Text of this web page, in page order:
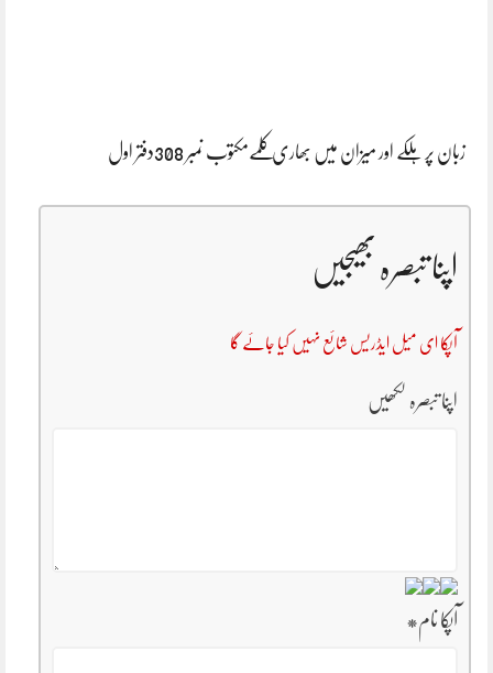
زبان پر ہلکے اور میزان میں بھاری کلمےمکتوب نمبر 308دفتر اول
اپنا تبصرہ بھیجیں
آپکا ای میل ایڈریس شائع نہیں کیا جائے گا
اپنا تبصرہ لکھیں
آپکا نام*